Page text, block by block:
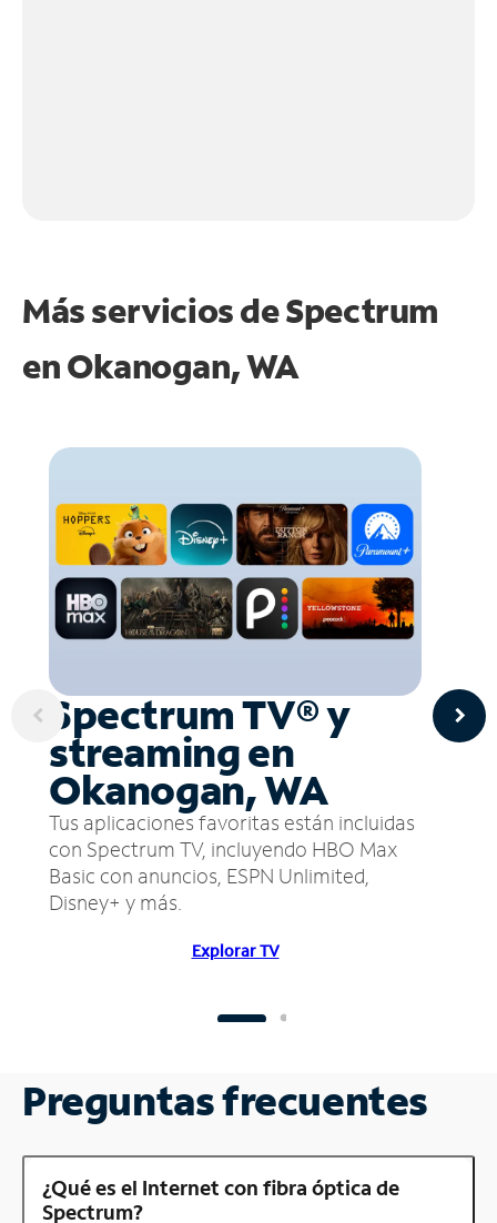
Más servicios de Spectrum
enOkanogan, WA
Spectrum TV® y
streaming en
Okanogan, WA
Tus aplicaciones favoritas están incluidas
con Spectrum TV, incluyendo HBO Max
Basic con anuncios, ESPN Unlimited,
Disney+ y más.
Explorar TV
Preguntas frecuentes
¿Qué es el Internet con fibra óptica de
Spectrum?